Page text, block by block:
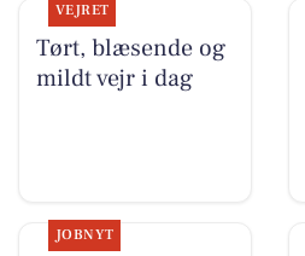
VEJRET
Tørt, blæsende og
mildt vejr i dag
JOBNYT